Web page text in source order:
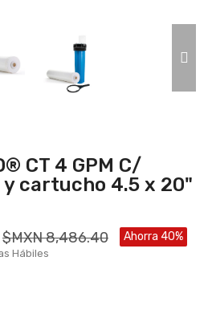
CT 4 GPM C/
cartucho 4.5 x 20"
$MXN 8,486.40 Ahorra 40%
Hábiles